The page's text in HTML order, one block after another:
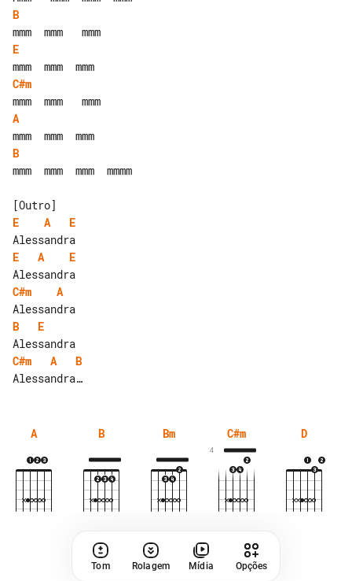
B
E
C#m
A
B
mmm  mmm  mmm  mmmm
E
A
E
E
A
E
C#m
A
B
E
C#m
A
B
A B Bm C#m
4
D
Tom Rolagem Mídia Opções